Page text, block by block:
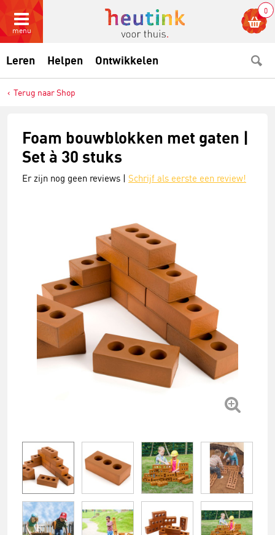
menu
0
Leren Helpen Ontwikkelen
Terug naar Shop
Foam bouwblokken met gaten |
Set à 30 stuks
Er zijn nog geen reviews | Schrijf als eerste een review!